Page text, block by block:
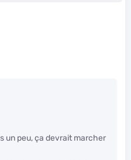
un peu, ça devrait marcher